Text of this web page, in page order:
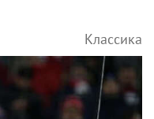
Классика